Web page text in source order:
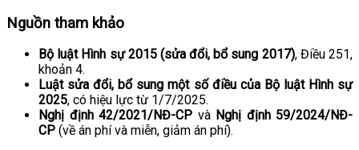
Nguồn tham khảo
Bộ luật Hình sự 2015 (sửa đổi, bổ sung 2017), Điều 251,
khoản 4.
Luật sửa đổi, bổ sung một số điều của Bộ luật Hình sự
2025, có hiệu lực từ 1/7/2025.
Nghị định 42/2021/NĐ-CP và Nghị định 59/2024/NĐ-
CP (về án phí và miễn, giảm án phí).